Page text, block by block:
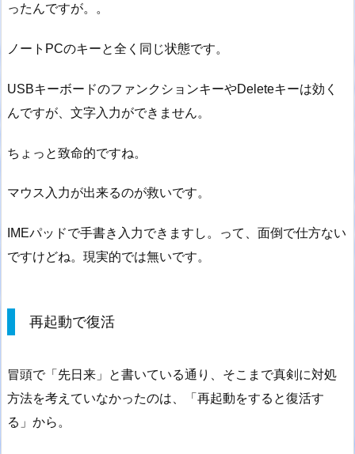
ったんですが。。
ノートPCのキーと全く同じ状態です。
USBキーボードのファンクションキーやDeleteキーは効く
んですが、文字入力ができません。
ちょっと致命的ですね。
マウス入力が出来るのが救いです。
IMEパッドで手書き入力できますし。って、面倒で仕方ない
ですけどね。現実的では無いです。
再起動で復活
冒頭で「先日来」と書いている通り、そこまで真剣に対処
方法を考えていなかったのは、「再起動をすると復活す
る」から。